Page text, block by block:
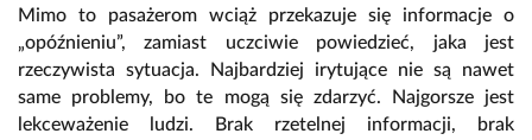
Mimo to pasażerom wciąż przekazuje się informacje o
„opóźnieniu”, zamiast uczciwie powiedzieć, jaka jest
rzeczywista sytuacja. Najbardziej irytujące nie są nawet
same problemy, bo te mogą się zdarzyć. Najgorsze jest
lekceważenie ludzi. Brak rzetelnej informacji, brak